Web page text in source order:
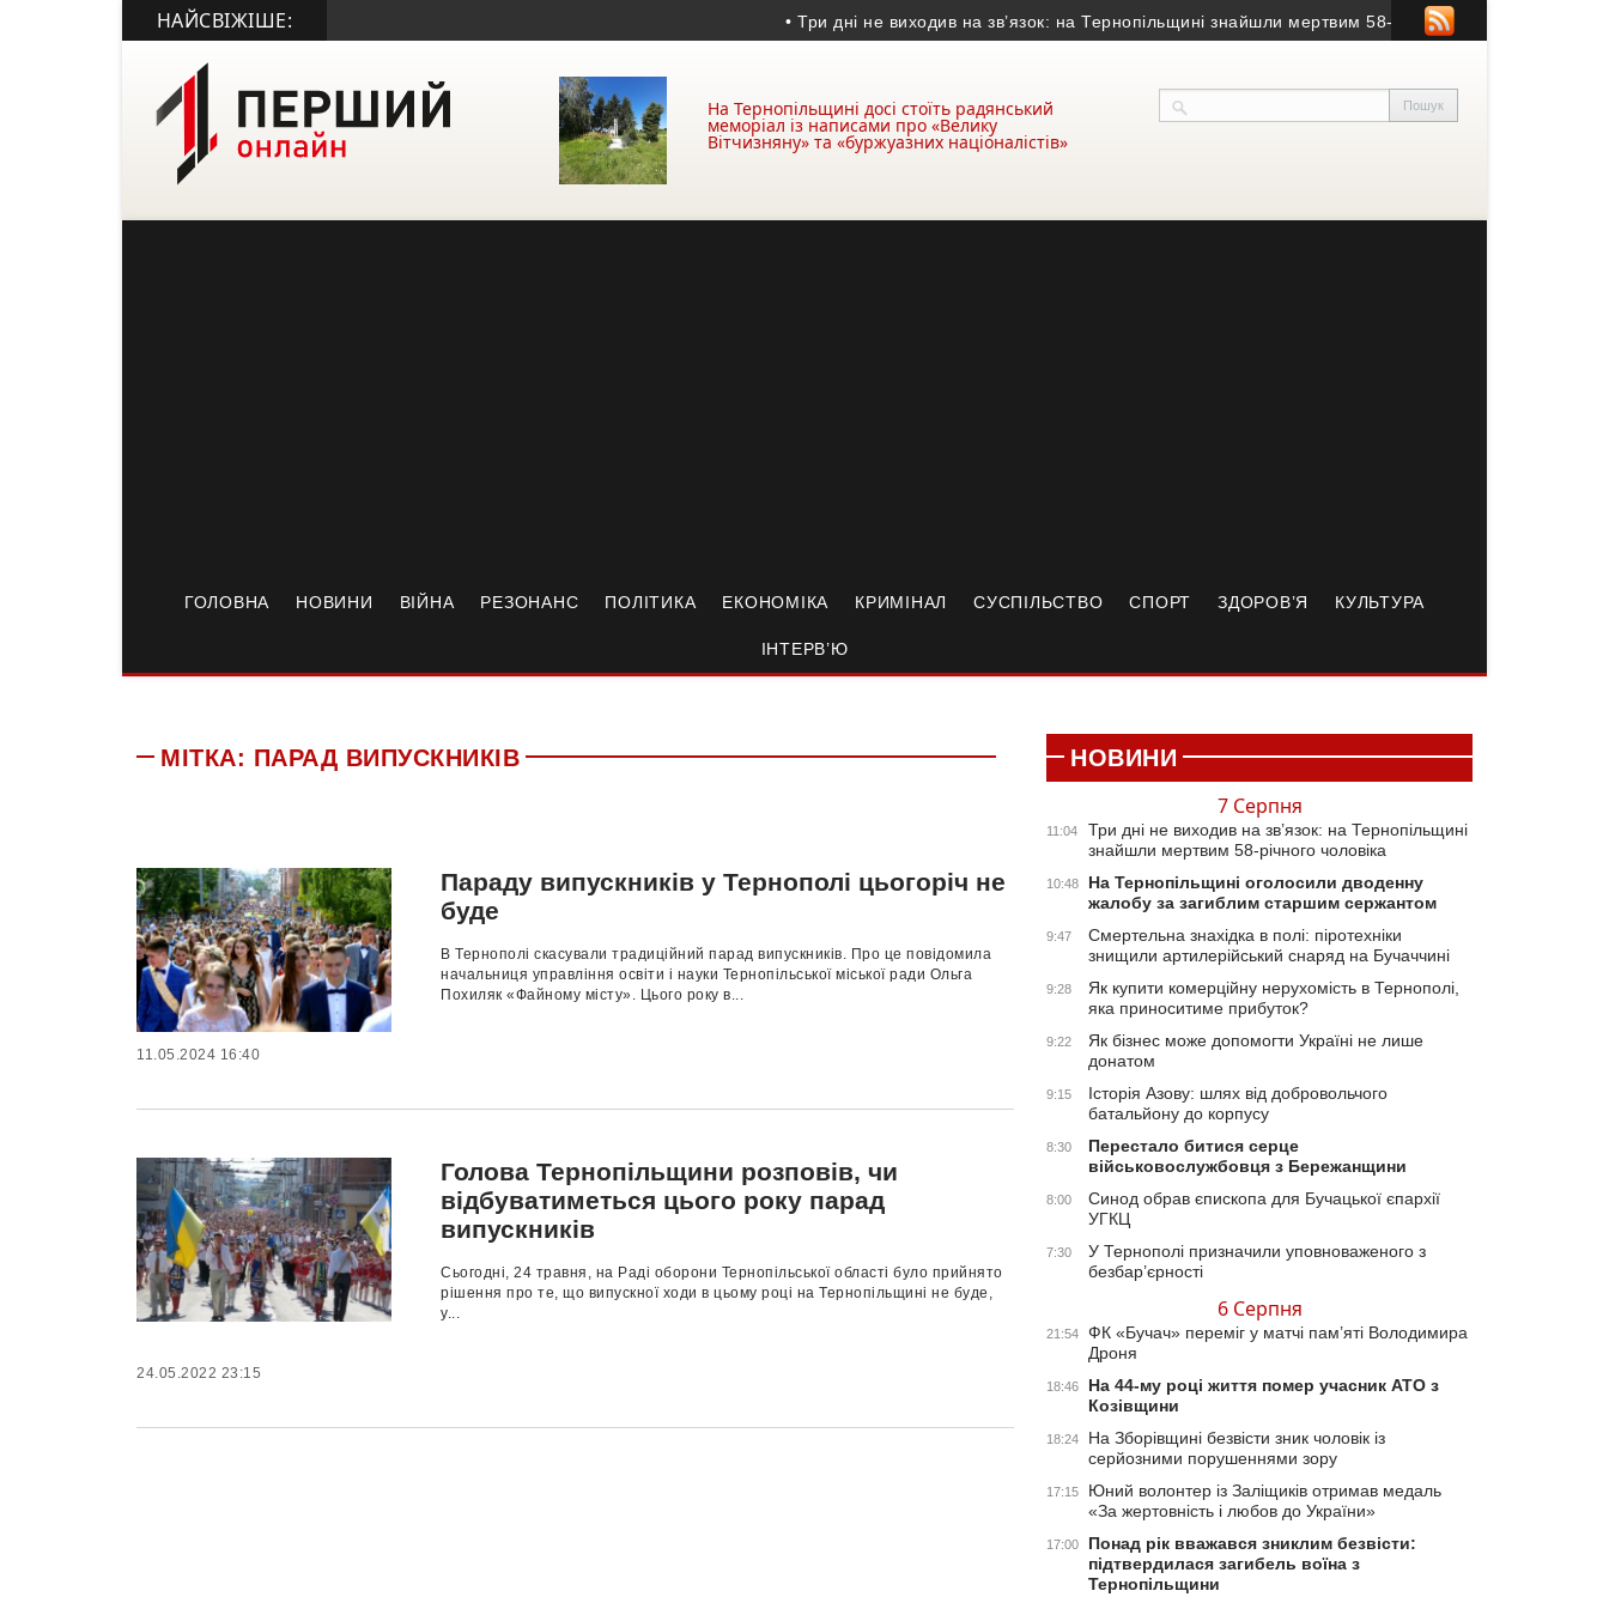
НАЙСВІЖІШЕ: • Три дні не виходив на зв’язок: на Тернопільщині знайшли мертвим 58-річного чоловіка
На Тернопільщині досі стоїть радянський
меморіал із написами про «Велику
Вітчизняну» та «буржуазних націоналістів»
ГОЛОВНА НОВИНИ ВІЙНА РЕЗОНАНС ПОЛІТИКА ЕКОНОМІКА КРИМІНАЛ СУСПІЛЬСТВО СПОРТ ЗДОРОВ’Я КУЛЬТУРА
ІНТЕРВ’Ю
МІТКА: ПАРАД ВИПУСКНИКІВ
Параду випускників у Тернополі цьогоріч не
буде
В Тернополі скасували традиційний парад випускників. Про це повідомила
начальниця управління освіти і науки Тернопільської міської ради Ольга
Похиляк «Файному місту». Цього року в...
11.05.2024 16:40
Голова Тернопільщини розповів, чи
відбуватиметься цього року парад
випускників
Сьогодні, 24 травня, на Раді оборони Тернопільської області було прийнято
рішення про те, що випускної ходи в цьому році на Тернопільщині не буде,
у...
24.05.2022 23:15
НОВИНИ
7 Серпня
11:04
Три дні не виходив на зв’язок: на Тернопільщині
знайшли мертвим 58-річного чоловіка
10:48
На Тернопільщині оголосили дводенну
жалобу за загиблим старшим сержантом
9:47
Смертельна знахідка в полі: піротехніки
знищили артилерійський снаряд на Бучаччині
9:28
Як купити комерційну нерухомість в Тернополі,
яка приноситиме прибуток?
9:22
Як бізнес може допомогти Україні не лише
донатом
9:15
Історія Азову: шлях від добровольчого
батальйону до корпусу
8:30
Перестало битися серце
військовослужбовця з Бережанщини
8:00
Синод обрав єпископа для Бучацької єпархії
УГКЦ
7:30
У Тернополі призначили уповноваженого з
безбар’єрності
6 Серпня
21:54
ФК «Бучач» переміг у матчі пам’яті Володимира
Дроня
18:46
На 44-му році життя помер учасник АТО з
Козівщини
18:24
На Зборівщині безвісти зник чоловік із
серйозними порушеннями зору
17:15
Юний волонтер із Заліщиків отримав медаль
«За жертовність і любов до України»
17:00
Понад рік вважався зниклим безвісти:
підтвердилася загибель воїна з
Тернопільщини